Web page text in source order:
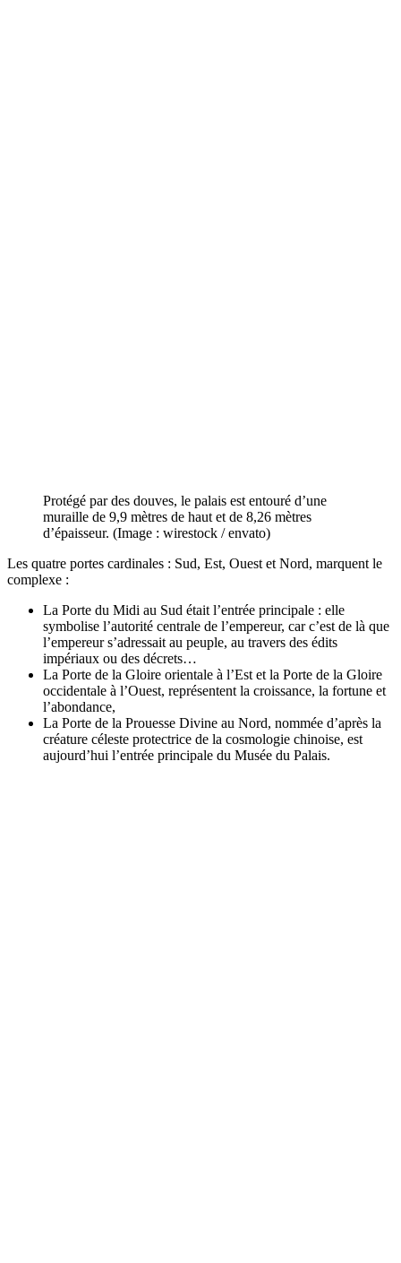
Protégé par des douves, le palais est entouré d’une
muraille de 9,9 mètres de haut et de 8,26 mètres
d’épaisseur. (Image : wirestock / envato)
Les quatre portes cardinales : Sud, Est, Ouest et Nord, marquent le
complexe :
La Porte du Midi au Sud était l’entrée principale : elle
symbolise l’autorité centrale de l’empereur, car c’est de là que
l’empereur s’adressait au peuple, au travers des édits
impériaux ou des décrets…
La Porte de la Gloire orientale à l’Est et la Porte de la Gloire
occidentale à l’Ouest, représentent la croissance, la fortune et
l’abondance,
La Porte de la Prouesse Divine au Nord, nommée d’après la
créature céleste protectrice de la cosmologie chinoise, est
aujourd’hui l’entrée principale du Musée du Palais.